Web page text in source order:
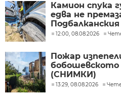
Камион спука
едва не
12:00, 08.08.2026
Пожар
бобошевското
(СНИМКИ)
13:29, 08.08.2026